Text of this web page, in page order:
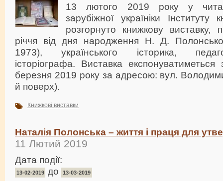
13 лютого 2019 року у
зарубіжної україніки Інституту
розгорнуто книжкову виставку,
річчя від дня народження Н. Д.
1973), українського історика,
історіографа. Виставка
березня 2019 року за адресою: вул.
й поверх).
Книжкові виставки
Наталія Полонська – життя і праця для
11 Лютий 2019
Дата події:
13-02-2019 до 13-03-2019